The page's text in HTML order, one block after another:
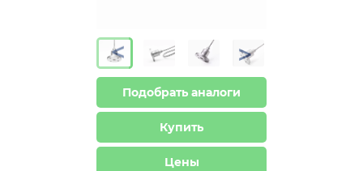
> >
Подобрать аналоги
Купить
Цены